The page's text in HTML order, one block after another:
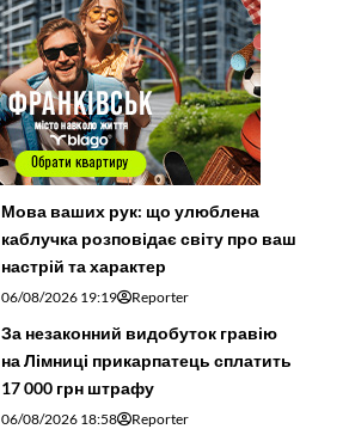
Мова ваших рук: що улюблена
каблучка розповідає світу про ваш
настрій та характер
06/08/2026 19:19 Reporter
За незаконний видобуток гравію
на Лімниці прикарпатець сплатить
17 000 грн штрафу
06/08/2026 18:58 Reporter